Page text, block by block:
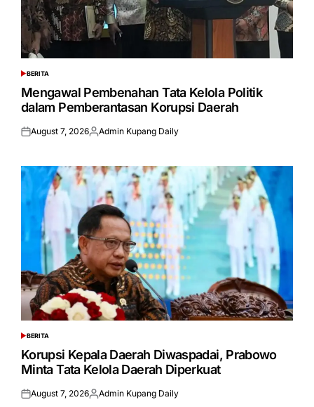
POSTED
IN
BERITA
Mengawal Pembenahan Tata Kelola Politik
dalam Pemberantasan Korupsi Daerah
Posted
August 7, 2026Posted
Admin Kupang Daily
POSTED
IN
BERITA
Korupsi Kepala Daerah Diwaspadai, Prabowo
Minta Tata Kelola Daerah Diperkuat
Posted
August 7, 2026Posted
Admin Kupang Daily